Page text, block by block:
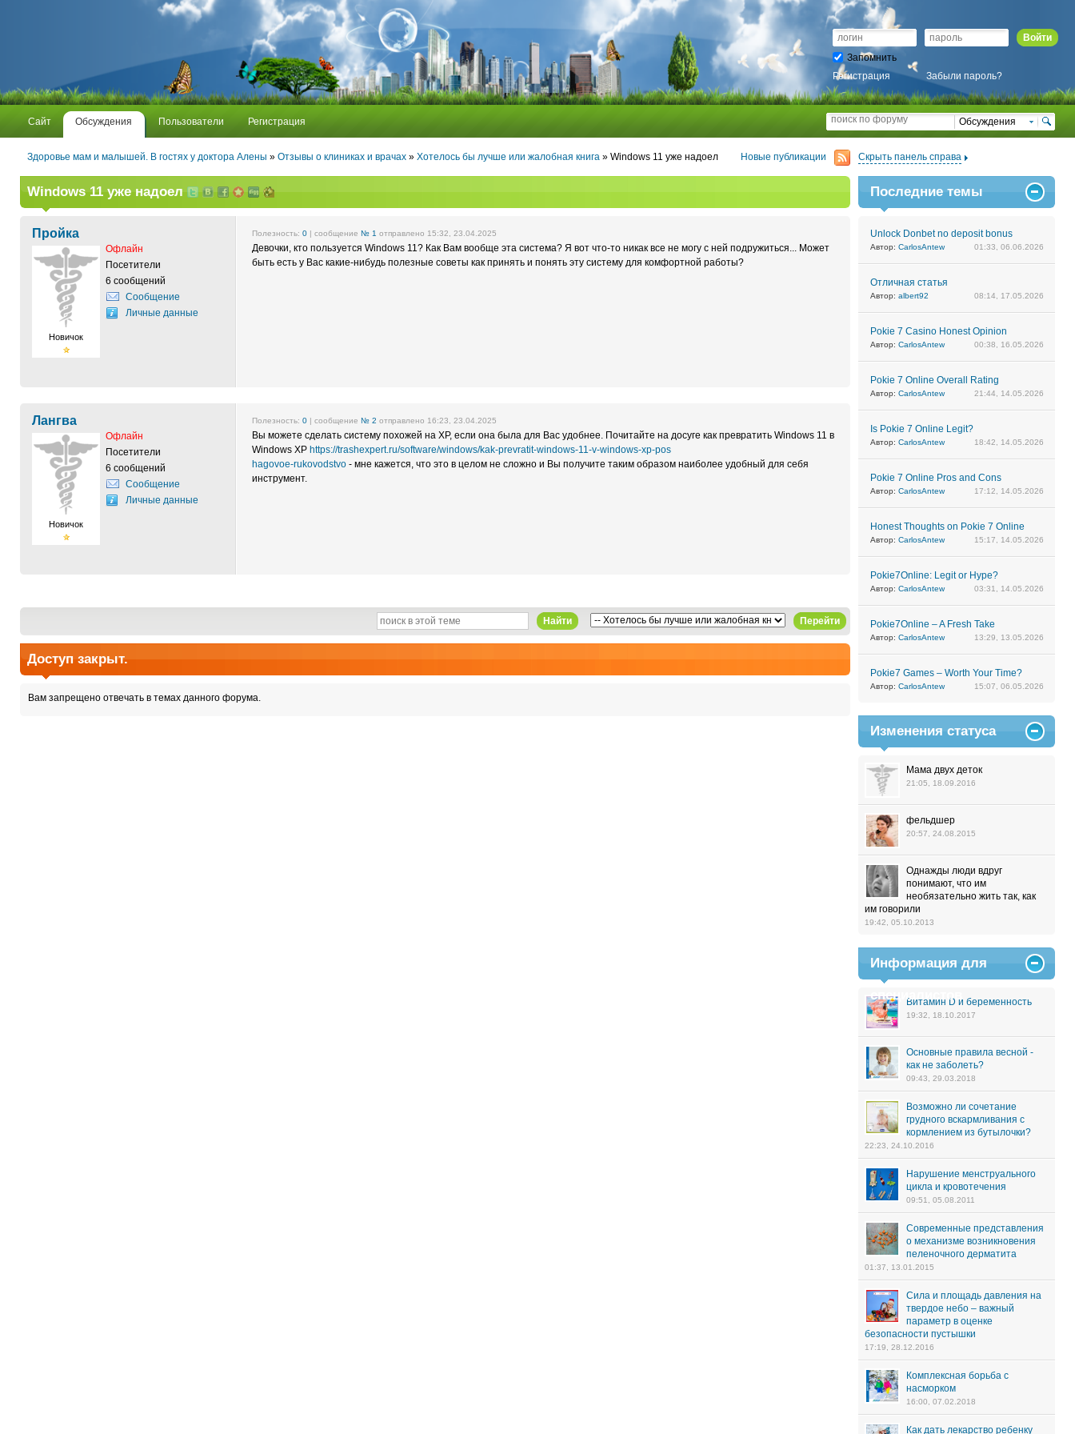
Сайт Обсуждения Пользователи Регистрация
Войти
Запомнить
Регистрация
Забыли пароль?
Обсуждения
Здоровье мам и малышей. В гостях у доктора Алены » Отзывы о клиниках и врачах » Хотелось бы лучше или жалобная книга » Windows 11 уже надоел Новые публикации Скрыть панель справа
Windows 11 уже надоел
Пройка
Новичок
Офлайн
Посетители
6 сообщений
Сообщение
Личные данные
Полезность: 0 | сообщение № 1 отправлено 15:32, 23.04.2025
Девочки, кто пользуется Windows 11? Как Вам вообще эта система? Я вот что-то никак все не могу с ней подружиться... Может
быть есть у Вас какие-нибудь полезные советы как принять и понять эту систему для комфортной работы?
Лангва
Новичок
Офлайн
Посетители
6 сообщений
Сообщение
Личные данные
Полезность: 0 | сообщение № 2 отправлено 16:23, 23.04.2025
Вы можете сделать систему похожей на ХР, если она была для Вас удобнее. Почитайте на досуге как превратить Windows 11 в
Windows XP https://trashexpert.ru/software/windows/kak-prevratit-windows-11-v-windows-xp-pos
hagovoe-rukovodstvo - мне кажется, что это в целом не сложно и Вы получите таким образом наиболее удобный для себя
инструмент.
Перейти
Найти
Доступ закрыт.
Вам запрещено отвечать в темах данного форума.
Последние темы
Unlock Donbet no deposit bonus
Автор: CarlosAntew 01:33, 06.06.2026
Отличная статья
Автор: albert92 08:14, 17.05.2026
Pokie 7 Casino Honest Opinion
Автор: CarlosAntew 00:38, 16.05.2026
Pokie 7 Online Overall Rating
Автор: CarlosAntew 21:44, 14.05.2026
Is Pokie 7 Online Legit?
Автор: CarlosAntew 18:42, 14.05.2026
Pokie 7 Online Pros and Cons
Автор: CarlosAntew 17:12, 14.05.2026
Honest Thoughts on Pokie 7 Online
Автор: CarlosAntew 15:17, 14.05.2026
Pokie7Online: Legit or Hype?
Автор: CarlosAntew 03:31, 14.05.2026
Pokie7Online – A Fresh Take
Автор: CarlosAntew 13:29, 13.05.2026
Pokie7 Games – Worth Your Time?
Автор: CarlosAntew 15:07, 06.05.2026
Изменения статуса
Мама двух деток
21:05, 18.09.2016
фельдшер
20:57, 24.08.2015
Однажды люди вдруг
понимают, что им
необязательно жить так, как
им говорили
19:42, 05.10.2013
Информация для
специалистов
Витамин D и беременность
19:32, 18.10.2017
Основные правила весной -
как не заболеть?
09:43, 29.03.2018
Возможно ли сочетание
грудного вскармливания с
кормлением из бутылочки?
22:23, 24.10.2016
Нарушение менструального
цикла и кровотечения
09:51, 05.08.2011
Современные представления
о механизме возникновения
пеленочного дерматита
01:37, 13.01.2015
Сила и площадь давления на
твердое небо – важный
параметр в оценке
безопасности пустышки
17:19, 28.12.2016
Комплексная борьба с
насморком
16:00, 07.02.2018
Как дать лекарство ребенку